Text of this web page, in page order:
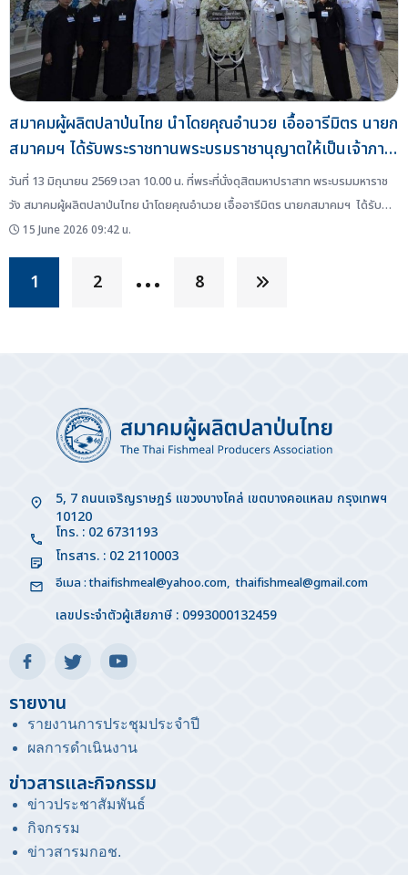
สมาคมผู้ผลิตปลาป่นไทย นำโดยคุณอำนวย เอื้ออารีมิตร นายก
สมาคมฯ ได้รับพระราชทานพระบรมราชานุญาตให้เป็นเจ้าภาพ
ในการบำเพ็ญกุศล ถวายพระบรมศพ สมเด็จพระนางเจ้าสิริกิติ์
พระบรมราชินีนาถ พระบรมราชชนนีพันปีหลวง
วันที่ 13 มิถุนายน 2569 เวลา 10.00 น. ที่พระที่นั่งดุสิตมหาปราสาท พระบรมมหาราช
วัง สมาคมผู้ผลิตปลาป่นไทย นำโดยคุณอำนวย เอื้ออารีมิตร นายกสมาคมฯ ได้รับ
พระราชทานพระบรมราชานุญาต ให้เป็นเจ้าภาพในการบำเพ็ญกุศล ถวายพระบรมศพ
สมเด็จพระนางเจ้าสิริกิติ์ พระบรมราชินีนาถ พระบรมราชชนนีพันปีหลวง ในการถวาย
ภัตตาหารเพลแด่พระสงฆ์...
15 June 2026 09:42 น.
1 2 … 8
5, 7 ถนนเจริญราษฎร์ แขวงบางโคล่ เขตบางคอแหลม กรุงเทพฯ
10120
โทร. : 02 6731193
โทรสาร. : 02 2110003
อีเมล :thaifishmeal@yahoo.com,thaifishmeal@gmail.com
เลขประจำตัวผู้เสียภาษี : 0993000132459
รายงาน
รายงานการประชุมประจำปี
ผลการดำเนินงาน
ข่าวสารและกิจกรรม
ข่าวประชาสัมพันธ์
กิจกรรม
ข่าวสารมกอช.